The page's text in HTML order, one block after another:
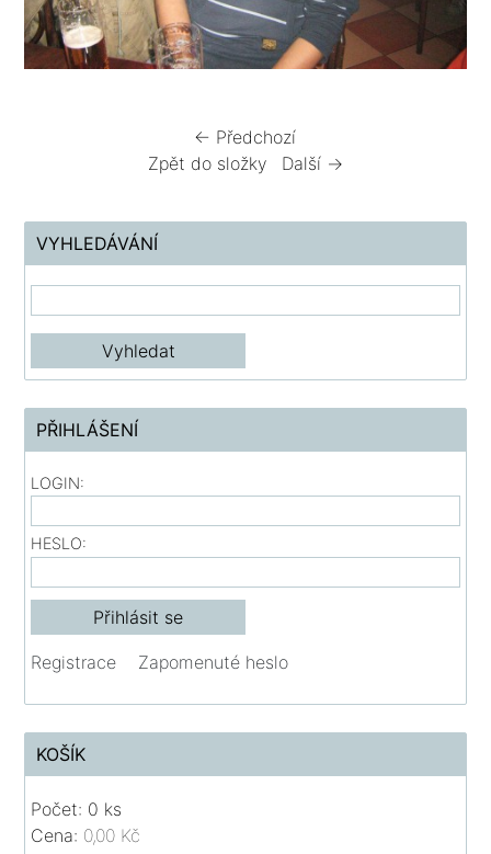
← Předchozí
Zpět do složky
Další →
VYHLEDÁVÁNÍ
PŘIHLÁŠENÍ
LOGIN:
HESLO:
Registrace Zapomenuté heslo
KOŠÍK
Počet: 0 ks
Cena: 0,00 Kč